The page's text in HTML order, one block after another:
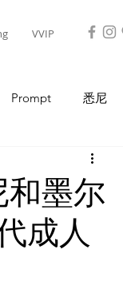
VVIP
Prompt 悉尼
新闻 AI 工具
和墨尔
成人